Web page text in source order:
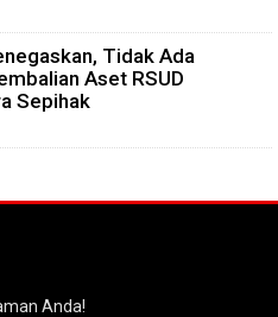
Tidak Ada
Aset RSUD
Sepihak
Anda!